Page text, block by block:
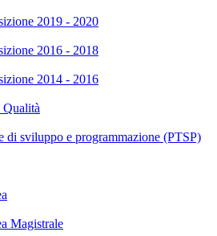
2019 - 2020
2016 - 2018
2014 - 2016
Qualità
di sviluppo e programmazione (PTSP)
Magistrale